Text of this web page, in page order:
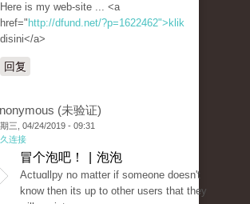
Here is my web-site ... <a
href=" http://dfund.net/?p=1622462">klik
disini</a>
回复
(未验证)
三, 04/24/2019 - 09:31
连接
冒个泡吧！ | 泡泡
Actuɑllpy no matter if someone doesn't
know then its up to other users that they